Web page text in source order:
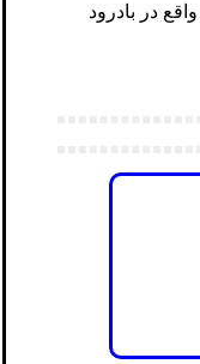
حفاری اکتشافی معدن سنگ اهن نرگس ۲ واقع در بادرود